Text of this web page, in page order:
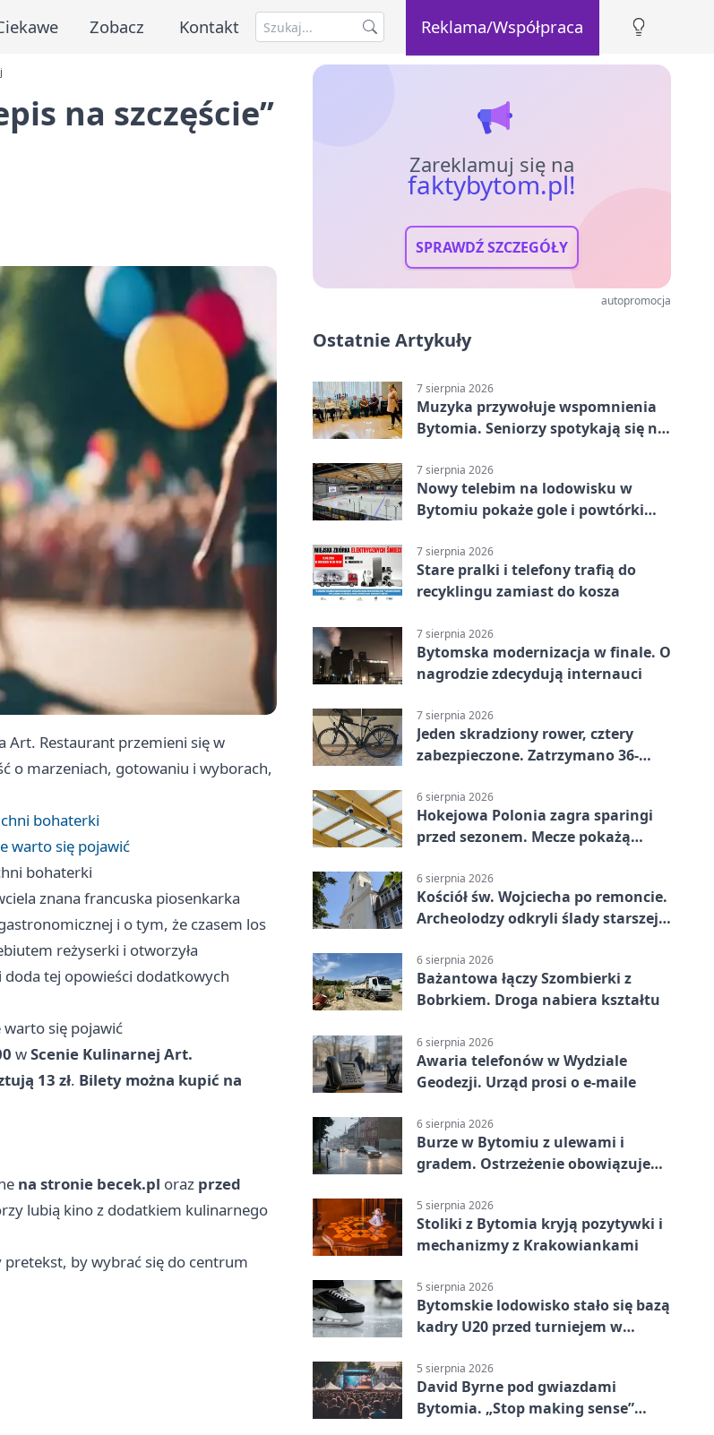
Zobacz Kontakt Reklama/Współpraca
na szczęście’’
Art. Restaurant przemieni się w
o marzeniach, gotowaniu i wyborach,
bohaterki
warto się pojawić
bohaterki
znana francuska piosenkarka
i o tym, że czasem los
reżyserki i otworzyła
doda tej opowieści dodatkowych
warto się pojawić
wScenie Kulinarnej Art.
13 zł. Bilety można kupić na
na stronie becek.pl oraz przed
lubią kino z dodatkiem kulinarnego
pretekst, by wybrać się do centrum
Zareklamuj się na
faktybytom.pl!
SPRAWDŹ SZCZEGÓŁY
autopromocja
Ostatnie Artykuły
7 sierpnia 2026
Muzyka przywołuje wspomnienia
Bytomia. Seniorzy spotykają się na
7 sierpnia 2026
Nowy telebim na lodowisku w
Bytomiu pokaże gole i powtórki
7 sierpnia 2026
Stare pralki i telefony trafią do
recyklingu zamiast do kosza
7 sierpnia 2026
Bytomska modernizacja w finale. O
nagrodzie zdecydują internauci
7 sierpnia 2026
Jeden skradziony rower, cztery
zabezpieczone. Zatrzymano 36-
6 sierpnia 2026
Hokejowa Polonia zagra sparingi
przed sezonem. Mecze pokażą
6 sierpnia 2026
Kościół św. Wojciecha po remoncie.
Archeolodzy odkryli ślady starszej
6 sierpnia 2026
Bażantowa łączy Szombierki z
Bobrkiem. Droga nabiera kształtu
6 sierpnia 2026
Awaria telefonów w Wydziale
Geodezji. Urząd prosi o e-maile
6 sierpnia 2026
Burze w Bytomiu z ulewami i
gradem. Ostrzeżenie obowiązuje
5 sierpnia 2026
Stoliki z Bytomia kryją pozytywki i
mechanizmy z Krakowiankami
5 sierpnia 2026
Bytomskie lodowisko stało się bazą
kadry U20 przed turniejem w
5 sierpnia 2026
David Byrne pod gwiazdami
Bytomia. „Stop making sense”